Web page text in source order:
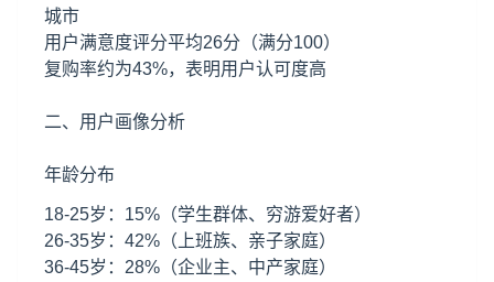
城市
用户满意度评分平均26分（满分100）
复购率约为43%，表明用户认可度高
二、用户画像分析
年龄分布
18-25岁：15%（学生群体、穷游爱好者）
26-35岁：42%（上班族、亲子家庭）
36-45岁：28%（企业主、中产家庭）